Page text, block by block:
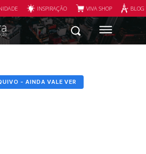
INSPIRAÇÃO VIVA SHOP
- AINDA VALE VER